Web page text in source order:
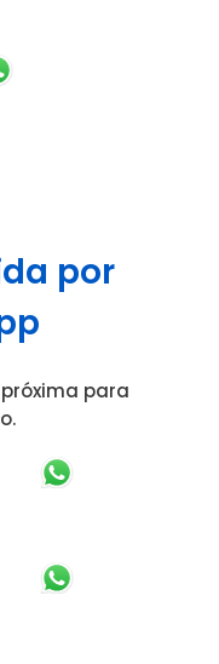
por
para